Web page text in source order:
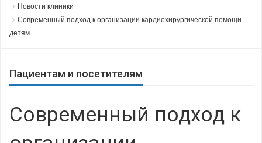
Новости клиники
Современный подход к организации кардиохирургической помощи
детям
Пациентам и посетителям
Современный подход к